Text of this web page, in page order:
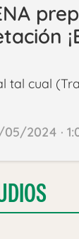
tal cual
2024 ·